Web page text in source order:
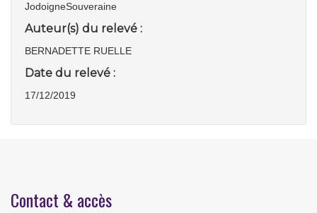
JodoigneSouveraine
Auteur(s) du relevé :
BERNADETTE RUELLE
Date du relevé :
17/12/2019
Contact & accès